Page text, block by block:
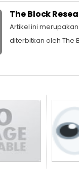
The Block
Artikel ini
diterbitkan oleh The